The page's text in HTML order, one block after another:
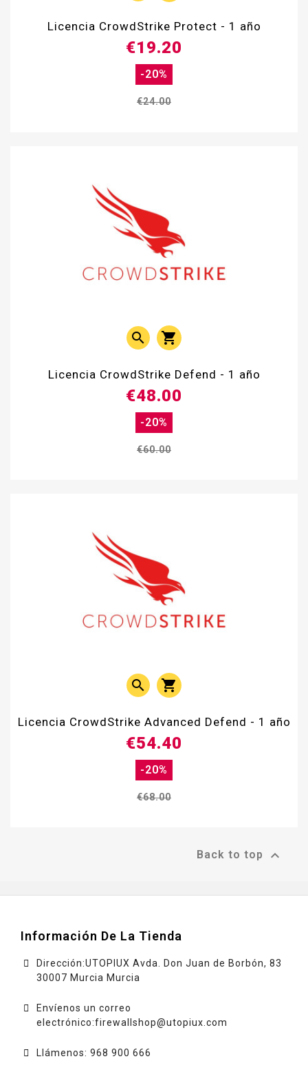
Licencia CrowdStrike Protect - 1 año
€24.00
-20%
€19.20
 
Licencia CrowdStrike Defend - 1 año
€60.00
-20%
€48.00
 
Licencia CrowdStrike Advanced Defend - 1 año
€68.00
-20%
€54.40
Back to top 
Información De La Tienda
Dirección:UTOPIUX Avda. Don Juan de Borbón, 83
30007 Murcia Murcia
Envíenos un correo
electrónico:firewallshop@utopiux.com
Llámenos: 968 900 666